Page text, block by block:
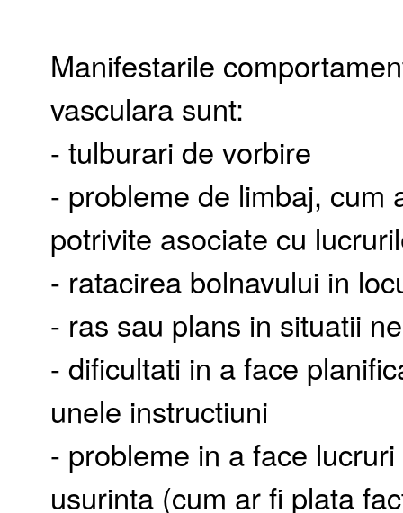
Manifestarile
vasculara sunt:
- tulburari de vorbire
- probleme de limbaj, cum
potrivite asociate cu
- ratacirea bolnavului in
- ras sau plans in situatii
- dificultati in a face
unele instructiuni
- probleme in a face
usurinta (cum ar fi plata